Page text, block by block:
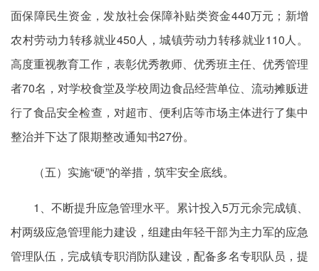
面保障民生资金，发放社会保障补贴类资金440万元；新增
农村劳动力转移就业450人，城镇劳动力转移就业110人。
高度重视教育工作，表彰优秀教师、优秀班主任、优秀管理
者70名，对学校食堂及学校周边食品经营单位、流动摊贩进
行了食品安全检查，对超市、便利店等市场主体进行了集中
整治并下达了限期整改通知书27份。
（五）实施“硬”的举措，筑牢安全底线。
1、不断提升应急管理水平。累计投入5万元余完成镇、
村两级应急管理能力建设，组建由年轻干部为主力军的应急
管理队伍，完成镇专职消防队建设，配备多名专职队员，提